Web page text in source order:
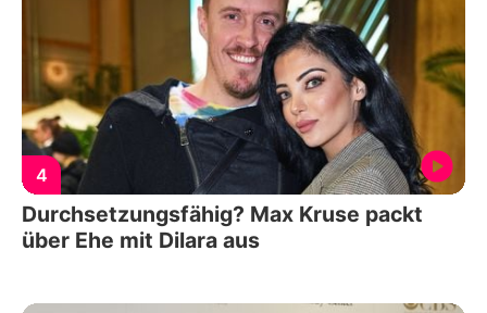
4
Durchsetzungsfähig? Max Kruse packt
über Ehe mit Dilara aus